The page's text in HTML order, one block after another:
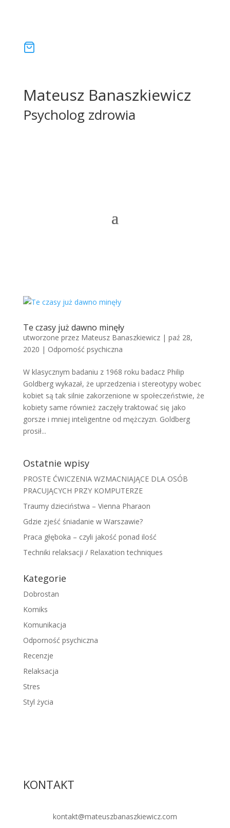
Mateusz Banaszkiewicz
Psycholog zdrowia
Te czasy już dawno minęły
utworzone przez Mateusz Banaszkiewicz| paź 28,
2020 | Odporność psychiczna
W klasycznym badaniu z 1968 roku badacz Philip
Goldberg wykazał, że uprzedzenia i stereotypy wobec
kobiet są tak silnie zakorzenione w społeczeństwie, że
kobiety same również zaczęły traktować się jako
gorsze i mniej inteligentne od mężczyzn. Goldberg
prosił...
Ostatnie wpisy
PROSTE ĆWICZENIA WZMACNIAJĄCE DLA OSÓB
PRACUJĄCYCH PRZY KOMPUTERZE
Traumy dzieciństwa – Vienna Pharaon
Gdzie zjeść śniadanie w Warszawie?
Praca głęboka – czyli jakość ponad ilość
Techniki relaksacji / Relaxation techniques
Kategorie
Dobrostan
Komiks
Komunikacja
Odporność psychiczna
Recenzje
Relaksacja
Stres
Styl życia
KONTAKT
kontakt@mateuszbanaszkiewicz.com